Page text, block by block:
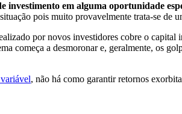
investimento em alguma oportunidade
pois muito provavelmente trata-se de
por novos investidores cobre o
começa a desmoronar e, geralmente, os
, não há como garantir retornos